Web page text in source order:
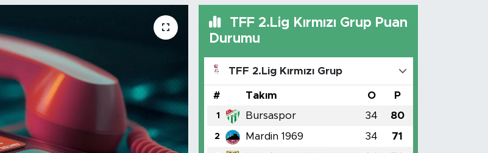
TFF 2.Lig Kırmızı Grup Puan
Durumu
TFF 2.Lig Kırmızı Grup
# Takım O P
1 Bursaspor 34 80
2 Mardin 1969 34 71